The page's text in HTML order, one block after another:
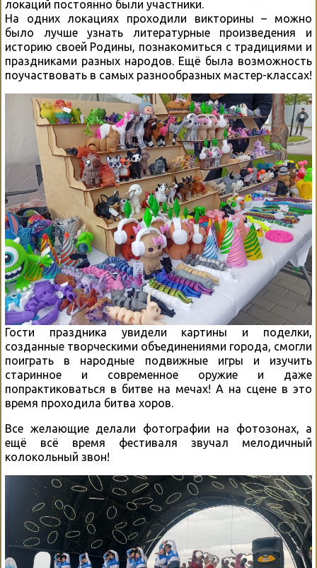
локаций постоянно были участники.
На одних локациях проходили викторины – можно
было лучше узнать литературные произведения и
историю своей Родины, познакомиться с традициями и
праздниками разных народов. Ещё была возможность
поучаствовать в самых разнообразных мастер-классах!
Гости праздника увидели картины и поделки,
созданные творческими объединениями города, смогли
поиграть в народные подвижные игры и изучить
старинное и современное оружие и даже
попрактиковаться в битве на мечах! А на сцене в это
время проходила битва хоров.
Все желающие делали фотографии на фотозонах, а
ещё всё время фестиваля звучал мелодичный
колокольный звон!